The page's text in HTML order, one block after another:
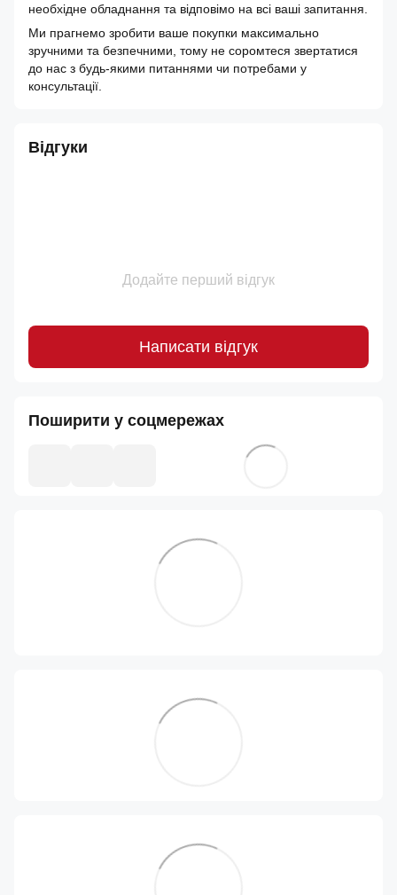
необхідне обладнання та відповімо на всі ваші запитання.
Ми прагнемо зробити ваше покупки максимально
зручними та безпечними, тому не соромтеся звертатися
до нас з будь-якими питаннями чи потребами у
консультації.
Відгуки
Додайте перший відгук
Написати відгук
Поширити у соцмережах